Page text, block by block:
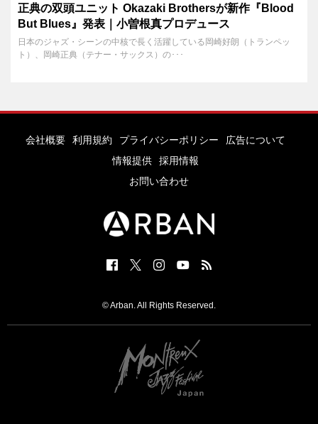
正典の双頭ユニット Okazaki Brothersが新作『Blood
But Blues』発表｜小曽根真プロデュース
日本のジャズ・シーンの中核で長く活躍している岡崎好朗（トランペッ
ト）、岡崎正典（テナー・サックス）の･･･
会社概要 利用規約 プライバシーポリシー
広告について
情報提供
採用情報
お問い合わせ
© Arban. All Rights Reserved.